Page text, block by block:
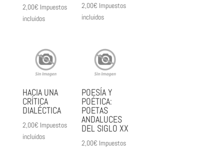
2,00€ Impuestos
incluidos
2,00€ Impuestos
incluidos
HACIA UNA
CRÍTICA
DIALÉCTICA
2,00€ Impuestos
incluidos
POESÍA Y
POÉTICA:
POETAS
ANDALUCES
DEL SIGLO XX
2,00€ Impuestos